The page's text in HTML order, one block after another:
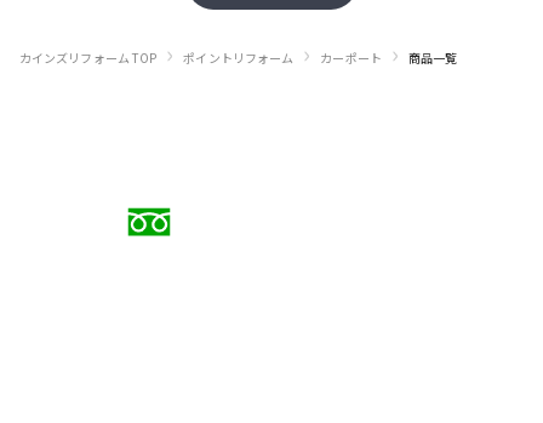
カインズリフォーム TOP › ポイントリフォーム › カーポート › 商品一覧